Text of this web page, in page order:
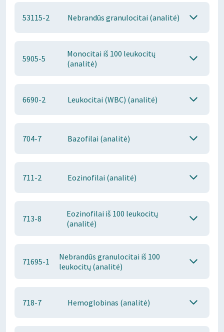
53115-2 Nebrandūs granulocitai (analitė)
5905-5
Monocitai iš 100 leukocitų
(analitė)
6690-2 Leukocitai (WBC) (analitė)
704-7 Bazofilai (analitė)
711-2 Eozinofilai (analitė)
713-8
Eozinofilai iš 100 leukocitų
(analitė)
71695-1
Nebrandūs granulocitai iš 100
leukocitų (analitė)
718-7 Hemoglobinas (analitė)